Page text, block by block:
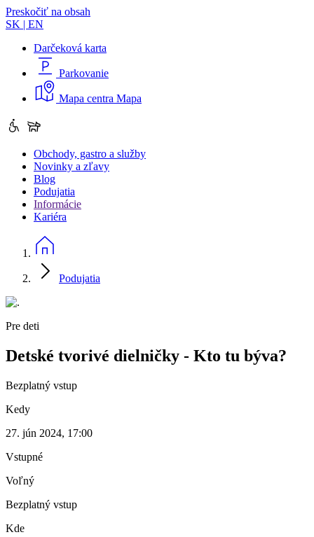
Preskočiť na obsah
SK | EN
Darčeková karta
Parkovanie
Mapa centra Mapa
Obchody, gastro a služby
Novinky a zľavy
Blog
Podujatia
Informácie
Kariéra
Podujatia
Pre deti
Detské tvorivé dielničky - Kto tu býva?
Bezplatný vstup
Kedy
27. jún 2024, 17:00
Vstupné
Voľný
Bezplatný vstup
Kde